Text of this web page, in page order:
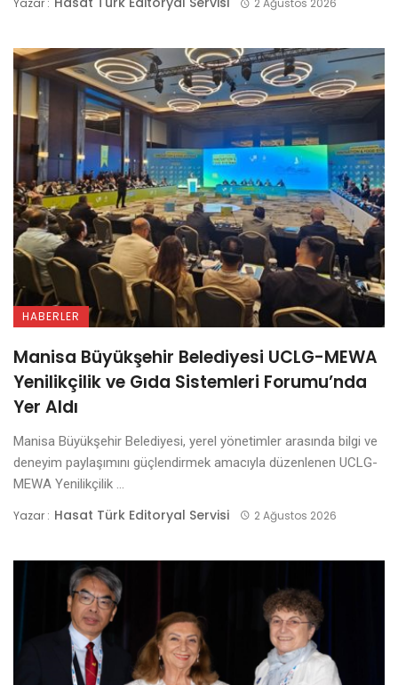
Yazar : 2 Ağustos 2026
HABERLER
Manisa Büyükşehir Belediyesi UCLG-MEWA
Yenilikçilik ve Gıda Sistemleri Forumu’nda
Yer Aldı
Manisa Büyükşehir Belediyesi, yerel yönetimler arasında bilgi ve
deneyim paylaşımını güçlendirmek amacıyla düzenlenen UCLG-
MEWA Yenilikçilik ...
Yazar : Hasat Türk Editoryal Servisi 2 Ağustos 2026